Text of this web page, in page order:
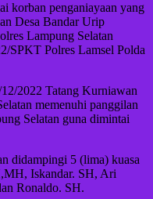
korban penganiayaan yang
Desa Bandar Urip
Lampung Selatan
SPKT Polres Lamsel Polda
2022 Tatang Kurniawan
memenuhi panggilan
Selatan guna dimintai
didampingi 5 (lima) kuasa
Iskandar. SH, Ari
Ronaldo. SH.